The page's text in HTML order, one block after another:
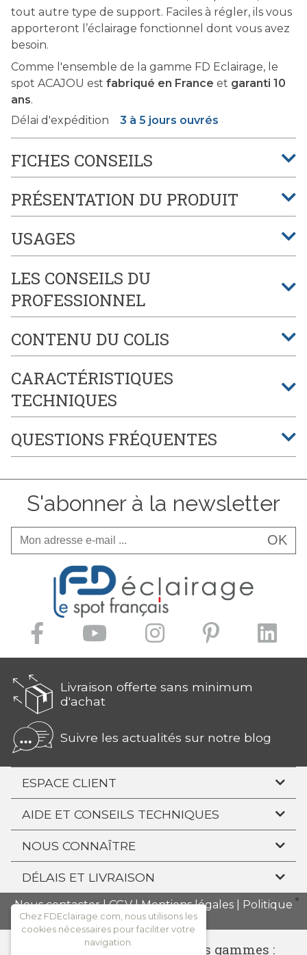
tout autre type de support. Faciles à régler, ils vous
apporteront l’éclairage fonctionnel dont vous avez
besoin.
Comme l'ensemble de la gamme FD Eclairage, le
spot ACAJOU est fabriqué en France et garanti 10
ans.
Délai d'expédition
3 à 5 jours ouvrés
FICHES CONSEILS
PRÉSENTATION DU PRODUIT
USAGES
LES CONSEILS DU
PROFESSIONNEL
CONTENU DU COLIS
CARACTÉRISTIQUES
TECHNIQUES
QUESTIONS FRÉQUENTES
S'abonner à la newsletter
OK
Livraison offerte sans minimum
d'achat
Suivre les actualités sur notre blog
ESPACE CLIENT
AIDE ET CONSEILS TECHNIQUES
NOUS CONNAÎTRE
DÉLAIS ET LIVRAISON
Nous contacter|CGV|Mentions légales
Politique
de confidentialité
Consulter l'ensemble de nos gammes :
Chez FDEclairage.com, nous utilisons les
cookies nécessaires pour faciliter votre
navigation.